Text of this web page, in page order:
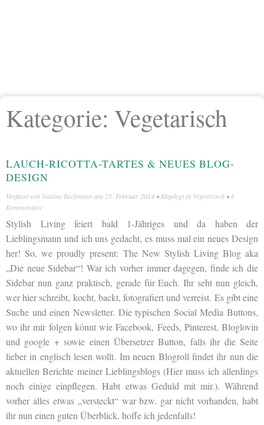
Kategorie: Vegetarisch
LAUCH-RICOTTA-TARTES & NEUES BLOG-
DESIGN
Verfasst von Nadine Beckmann am 25. Februar 2014 • Abgelegt in Vegetarisch •4
Kommentare
Stylish Living feiert bald 1-Jähriges und da haben der
Lieblingsmann und ich uns gedacht, es muss mal ein neues Design
her! So, we proudly present: The New Stylish Living Blog aka
„Die neue Sidebar“! War ich vorher immer dagegen, finde ich die
Sidebar nun ganz praktisch, gerade für Euch. Ihr seht nun gleich,
wer hier schreibt, kocht, backt, fotografiert und verreist. Es gibt eine
Suche und einen Newsletter. Die typischen Social Media Buttons,
wo ihr mir folgen könnt wie Facebook, Feeds, Pinterest, Bloglovin
und google + sowie einen Übersetzer Button, falls ihr die Seite
lieber in englisch lesen wollt. Im neuen Blogroll findet ihr nun die
aktuellen Berichte meiner Lieblingsblogs (Hier muss ich allerdings
noch einige einpflegen. Habt etwas Geduld mit mir.). Während
vorher alles etwas „versteckt“ war bzw. gar nicht vorhanden, habt
ihr nun einen guten Überblick, hoffe ich jedenfalls!